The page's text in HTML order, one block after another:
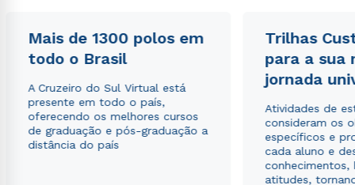
Mais de 1300 polos em
todo o Brasil
A Cruzeiro do Sul Virtual está
presente em todo o país,
oferecendo os melhores cursos
de graduação e pós-graduação a
distância do país
Trilhas
para a sua
jornada
Atividades de
consideram os
específicos e
cada aluno e
conhecimentos,
atitudes,
Estou de acordo com a Política de Privacidade.e
autorizo que meus dados sejam utilizados para o
envio de conteúdos da Cruzeiro do Sul.